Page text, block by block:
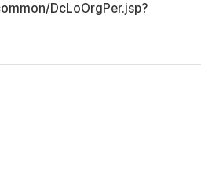
DcLoOrgPer.jsp?